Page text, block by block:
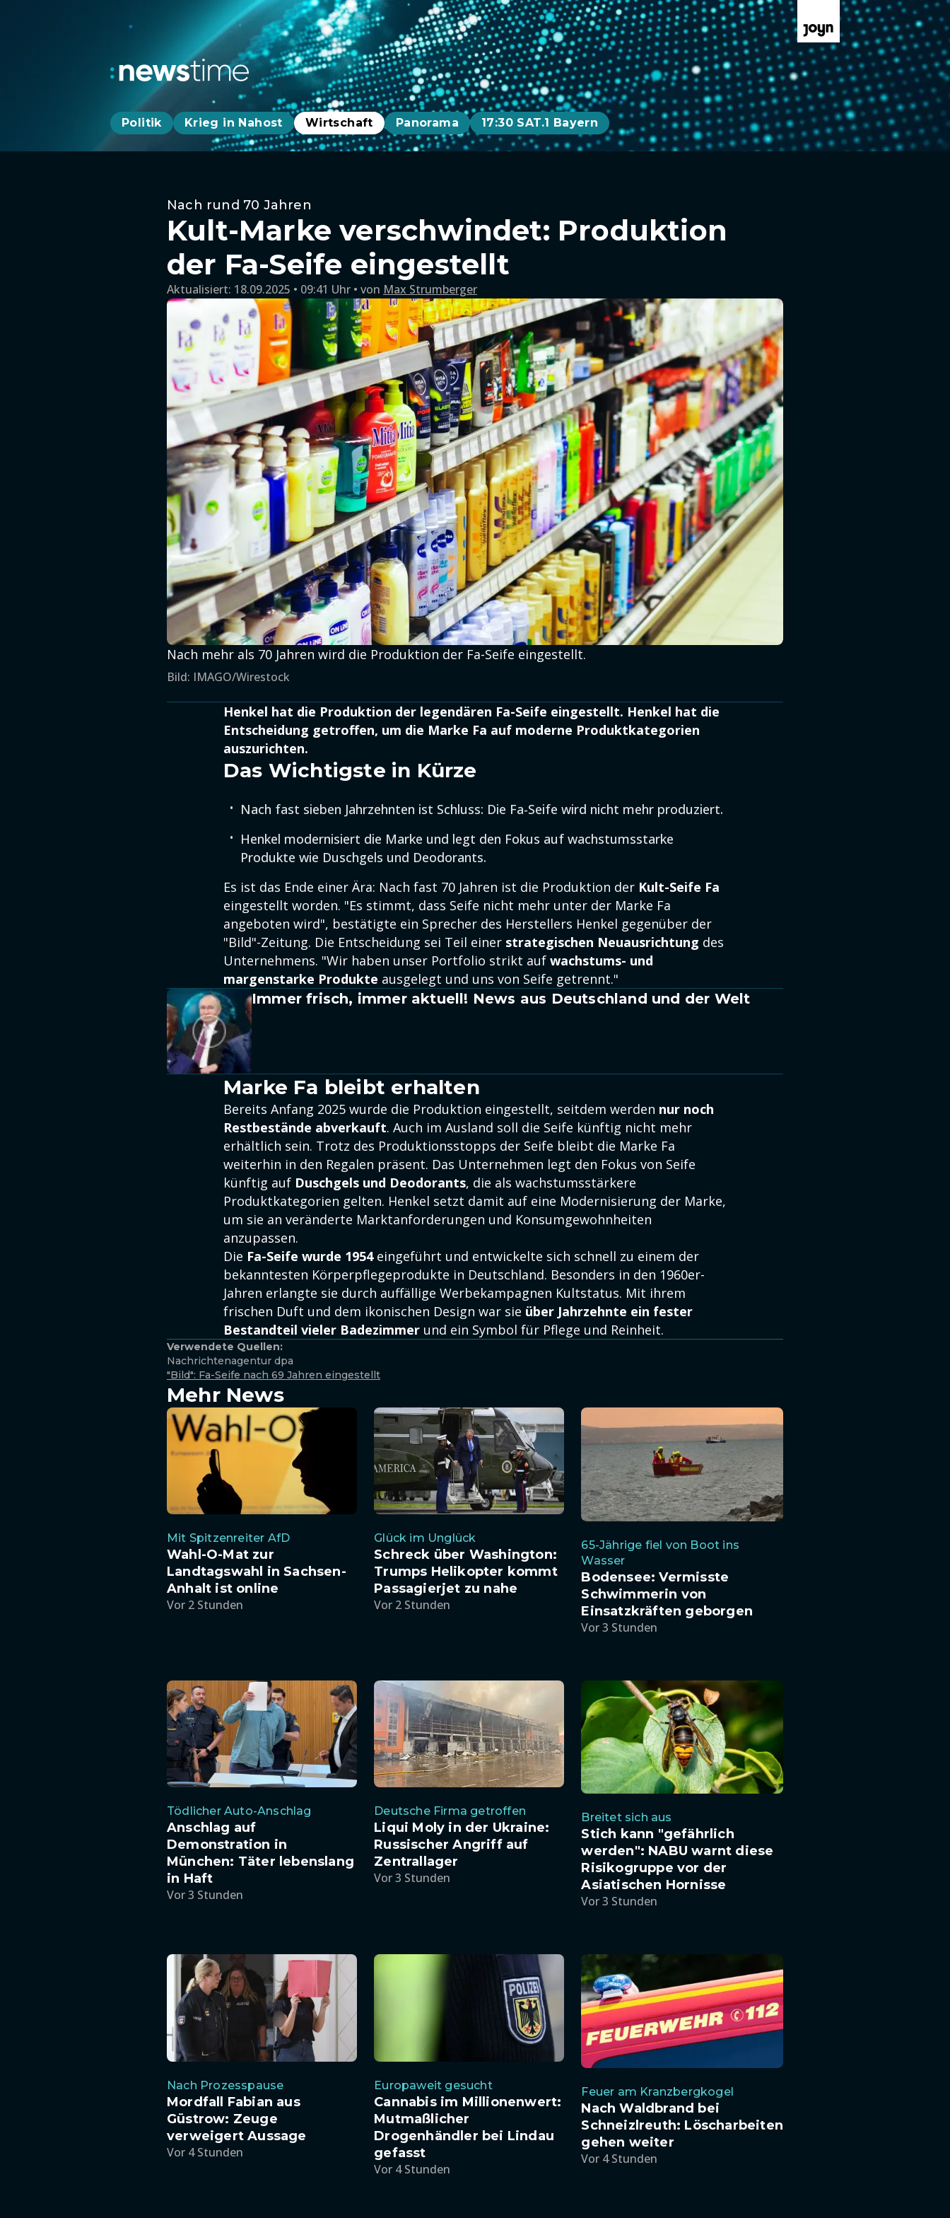
Politik Krieg in Nahost Wirtschaft Panorama 17:30 SAT.1 Bayern
Nach rund 70 Jahren
Kult-Marke verschwindet: Produktion
der Fa-Seife eingestellt
Aktualisiert: 18.09.2025 • 09:41 Uhr von Max Strumberger
Nach mehr als 70 Jahren wird die Produktion der Fa-Seife eingestellt.
Bild: IMAGO/Wirestock
Henkel hat die Produktion der legendären Fa-Seife eingestellt. Henkel hat die
Entscheidung getroffen, um die Marke Fa auf moderne Produktkategorien
auszurichten.
Das Wichtigste in Kürze
Nach fast sieben Jahrzehnten ist Schluss: Die Fa-Seife wird nicht mehr produziert.
Henkel modernisiert die Marke und legt den Fokus auf wachstumsstarke
Produkte wie Duschgels und Deodorants.
Es ist das Ende einer Ära: Nach fast 70 Jahren ist die Produktion der Kult-Seife Fa
eingestellt worden. "Es stimmt, dass Seife nicht mehr unter der Marke Fa
angeboten wird", bestätigte ein Sprecher des Herstellers Henkel gegenüber der
"Bild"-Zeitung. Die Entscheidung sei Teil einer strategischen Neuausrichtung des
Unternehmens. "Wir haben unser Portfolio strikt auf wachstums- und
margenstarke Produkte ausgelegt und uns von Seife getrennt."
Immer frisch, immer aktuell! News aus Deutschland und der Welt
Marke Fa bleibt erhalten
Bereits Anfang 2025 wurde die Produktion eingestellt, seitdem werden nur noch
Restbestände abverkauft. Auch im Ausland soll die Seife künftig nicht mehr
erhältlich sein. Trotz des Produktionsstopps der Seife bleibt die Marke Fa
weiterhin in den Regalen präsent. Das Unternehmen legt den Fokus von Seife
künftig auf Duschgels und Deodorants, die als wachstumsstärkere
Produktkategorien gelten. Henkel setzt damit auf eine Modernisierung der Marke,
um sie an veränderte Marktanforderungen und Konsumgewohnheiten
anzupassen.
Die Fa-Seife wurde 1954eingeführt und entwickelte sich schnell zu einem der
bekanntesten Körperpflegeprodukte in Deutschland. Besonders in den 1960er-
Jahren erlangte sie durch auffällige Werbekampagnen Kultstatus. Mit ihrem
frischen Duft und dem ikonischen Design war sie über Jahrzehnte ein fester
Bestandteil vieler Badezimmer und ein Symbol für Pflege und Reinheit.
Verwendete Quellen:
Nachrichtenagentur dpa
"Bild": Fa-Seife nach 69 Jahren eingestellt
Mehr News
Mit Spitzenreiter AfD
Wahl-O-Mat zur
Landtagswahl in Sachsen-
Anhalt ist online
Vor 2 Stunden
Glück im Unglück
Schreck über Washington:
Trumps Helikopter kommt
Passagierjet zu nahe
Vor 2 Stunden
65-Jährige fiel von Boot ins
Wasser
Bodensee: Vermisste
Schwimmerin von
Einsatzkräften geborgen
Vor 3 Stunden
Tödlicher Auto-Anschlag
Anschlag auf
Demonstration in
München: Täter lebenslang
in Haft
Vor 3 Stunden
Deutsche Firma getroffen
Liqui Moly in der Ukraine:
Russischer Angriff auf
Zentrallager
Vor 3 Stunden
Breitet sich aus
Stich kann "gefährlich
werden": NABU warnt diese
Risikogruppe vor der
Asiatischen Hornisse
Vor 3 Stunden
Nach Prozesspause
Mordfall Fabian aus
Güstrow: Zeuge
verweigert Aussage
Vor 4 Stunden
Europaweit gesucht
Cannabis im Millionenwert:
Mutmaßlicher
Drogenhändler bei Lindau
gefasst
Vor 4 Stunden
Feuer am Kranzbergkogel
Nach Waldbrand bei
Schneizlreuth: Löscharbeiten
gehen weiter
Vor 4 Stunden